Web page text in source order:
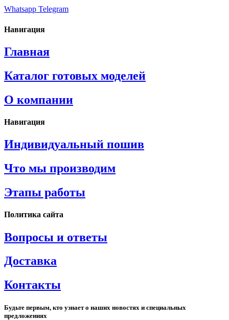
Whatsapp Telegram
Навигация
Главная
Каталог готовых моделей
О компании
Навигация
Индивидуальный пошив
Что мы производим
Этапы работы
Политика сайта
Вопросы и ответы
Доставка
Контакты
Будьте первым, кто узнает о наших новостях и специальных
предложениях